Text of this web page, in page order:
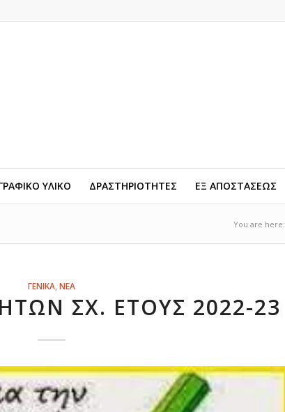
ΥΛΙΚΟ ΔΡΑΣΤΗΡΙΟΤΗΤΕΣ ΕΞ ΑΠΟΣΤΑΣΕΩΣ
You are here:
ΓΕΝΙΚΑ, ΝΕΑ
ΣΧ. ΈΤΟΥΣ 2022-23